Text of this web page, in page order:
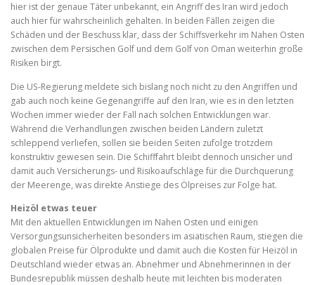
hier ist der genaue Täter unbekannt, ein Angriff des Iran wird jedoch
auch hier für wahrscheinlich gehalten. In beiden Fällen zeigen die
Schäden und der Beschuss klar, dass der Schiffsverkehr im Nahen Osten
zwischen dem Persischen Golf und dem Golf von Oman weiterhin große
Risiken birgt.
Die US-Regierung meldete sich bislang noch nicht zu den Angriffen und
gab auch noch keine Gegenangriffe auf den Iran, wie es in den letzten
Wochen immer wieder der Fall nach solchen Entwicklungen war.
Während die Verhandlungen zwischen beiden Ländern zuletzt
schleppend verliefen, sollen sie beiden Seiten zufolge trotzdem
konstruktiv gewesen sein. Die Schifffahrt bleibt dennoch unsicher und
damit auch Versicherungs- und Risikoaufschläge für die Durchquerung
der Meerenge, was direkte Anstiege des Ölpreises zur Folge hat.
Heizöl etwas teuer
Mit den aktuellen Entwicklungen im Nahen Osten und einigen
Versorgungsunsicherheiten besonders im asiatischen Raum, stiegen die
globalen Preise für Ölprodukte und damit auch die Kosten für Heizöl in
Deutschland wieder etwas an. Abnehmer und Abnehmerinnen in der
Bundesrepublik müssen deshalb heute mit leichten bis moderaten